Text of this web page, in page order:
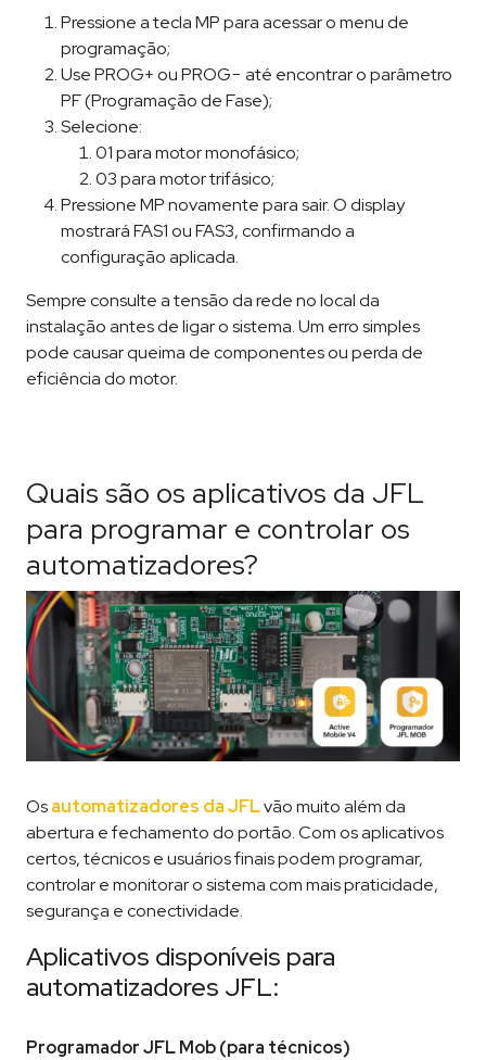
Pressione a tecla MP para acessar o menu de
programação;
Use PROG+ ou PROG− até encontrar o parâmetro
PF (Programação de Fase);
Selecione:
01 para motor monofásico;
03 para motor trifásico;
Pressione MP novamente para sair. O display
mostrará FAS1 ou FAS3, confirmando a
configuração aplicada.
Sempre consulte a tensão da rede no local da
instalação antes de ligar o sistema. Um erro simples
pode causar queima de componentes ou perda de
eficiência do motor.
Quais são os aplicativos da JFL
para programar e controlar os
automatizadores?
Osautomatizadores da JFLvão muito além da
abertura e fechamento do portão. Com os aplicativos
certos, técnicos e usuários finais podem programar,
controlar e monitorar o sistema com mais praticidade,
segurança e conectividade.
Aplicativos disponíveis para
automatizadores JFL:
Programador JFL Mob (para técnicos)